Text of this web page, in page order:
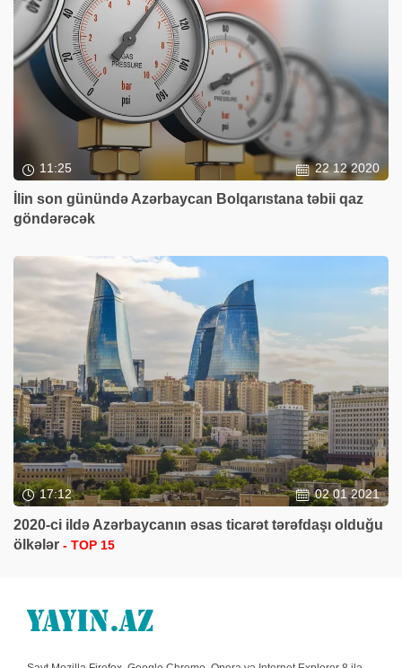
11:25 22 12 2020
İlin son günündə Azərbaycan Bolqarıstana təbii qaz
göndərəcək
17:12 02 01 2021
2020-ci ildə Azərbaycanın əsas ticarət tərəfdaşı olduğu
ölkələr - TOP 15